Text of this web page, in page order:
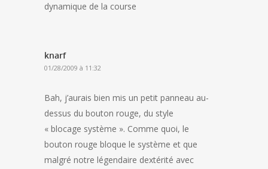
dynamique de la course
knarf
01/28/2009 à 11:32
Bah, j’aurais bien mis un petit panneau au-
dessus du bouton rouge, du style
« blocage système ». Comme quoi, le
bouton rouge bloque le système et que
malgré notre légendaire dextérité avec